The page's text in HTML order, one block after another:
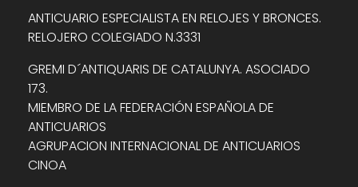
ANTICUARIO ESPECIALISTA EN RELOJES Y BRONCES.
RELOJERO COLEGIADO N.3331
GREMI D´ANTIQUARIS DE CATALUNYA. ASOCIADO
173.
MIEMBRO DE LA FEDERACIÓN ESPAÑOLA DE
ANTICUARIOS
AGRUPACION INTERNACIONAL DE ANTICUARIOS
CINOA